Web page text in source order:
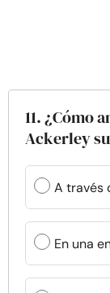
11. ¿Cómo
Ackerley
A través
En una